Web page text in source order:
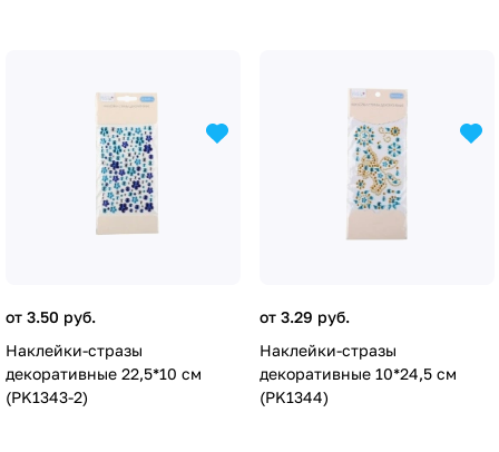
от 3.50 руб.
Наклейки-стразы
декоративные 22,5*10 см
(PK1343-2)
от 3.29 руб.
Наклейки-стразы
декоративные 10*24,5 см
(PK1344)